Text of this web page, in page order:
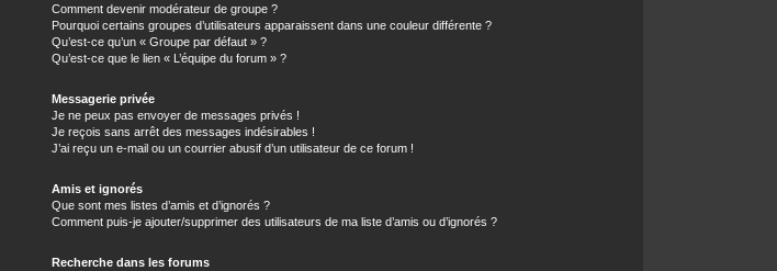
Comment devenir modérateur de groupe ?
Pourquoi certains groupes d’utilisateurs apparaissent dans une couleur différente ?
Qu’est-ce qu’un « Groupe par défaut » ?
Qu’est-ce que le lien « L’équipe du forum » ?
Messagerie privée
Je ne peux pas envoyer de messages privés !
Je reçois sans arrêt des messages indésirables !
J’ai reçu un e-mail ou un courrier abusif d’un utilisateur de ce forum !
Amis et ignorés
Que sont mes listes d’amis et d’ignorés ?
Comment puis-je ajouter/supprimer des utilisateurs de ma liste d’amis ou d’ignorés ?
Recherche dans les forums